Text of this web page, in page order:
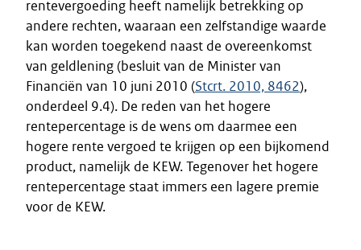
rentevergoeding heeft namelijk betrekking op
andere rechten, waaraan een zelfstandige waarde
kan worden toegekend naast de overeenkomst
van geldlening (besluit van de Minister van
Financiën van 10 juni 2010 (Stcrt. 2010, 8462),
onderdeel 9.4). De reden van het hogere
rentepercentage is de wens om daarmee een
hogere rente vergoed te krijgen op een bijkomend
product, namelijk de KEW. Tegenover het hogere
rentepercentage staat immers een lagere premie
voor de KEW.